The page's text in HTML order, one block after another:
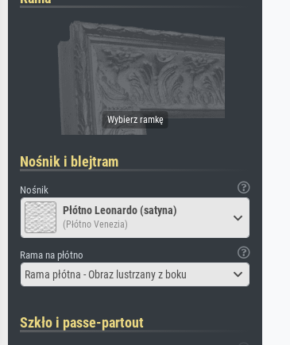
Nośnik i blejtram
Nośnik
Płótno Leonardo (satyna)
(Płótno Venezia)
Rama na płótno
Rama płótna - Obraz lustrzany z boku
Szkło i passe-partout